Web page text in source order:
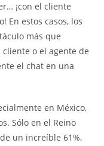
¡con el cliente
En estos casos, los
más que
o el agente de
el chat en una
en México,
Sólo en el Reino
un increíble 61%,